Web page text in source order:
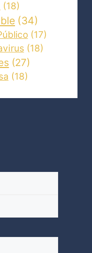
(18)
(34)
(17)
(18)
(27)
(18)